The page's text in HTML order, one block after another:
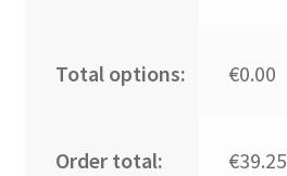
Total options: €0.00
Order total: €39.25